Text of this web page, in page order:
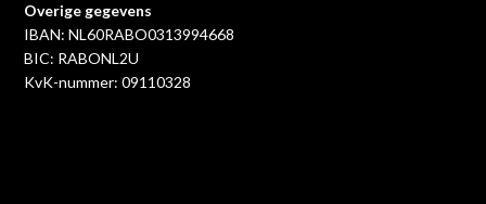
Overige gegevens
IBAN: NL60RABO0313994668
BIC: RABONL2U
KvK-nummer: 09110328